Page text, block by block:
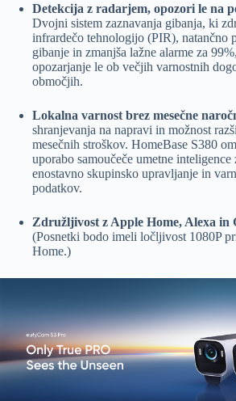
Detekcija z radarjem, opozori le na
Dvojni sistem zaznavanja gibanja, ki
infrardečo tehnologijo (PIR), natančno
gibanje in zmanjša lažne alarme za
opozarjanje le ob večjih varnostnih
območjih.
Lokalna varnost brez mesečne
shranjevanja na napravi in možnost
mesečnih stroškov. HomeBase S380
uporabo samoučeče umetne
enostavno skupinsko upravljanje in
podatkov.
Združljivost z Apple Home, Alexa in
(Posnetki bodo imeli ločljivost 1080P
Home.)